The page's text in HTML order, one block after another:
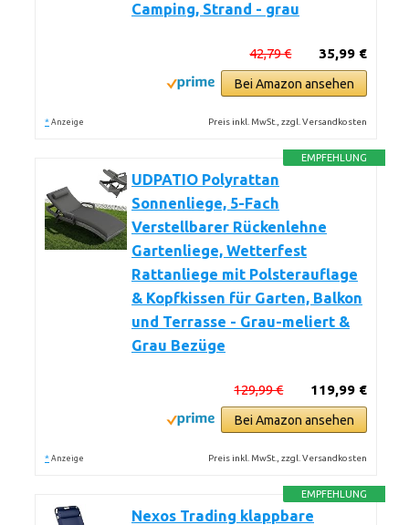
Camping, Strand - grau
35,99 €
42,79 €
Bei Amazon ansehen
* Anzeige Preis inkl. MwSt., zzgl. Versandkosten
EMPFEHLUNG
UDPATIO Polyrattan
Sonnenliege, 5-Fach
Verstellbarer Rückenlehne
Gartenliege, Wetterfest
Rattanliege mit Polsterauflage
& Kopfkissen für Garten, Balkon
und Terrasse - Grau-meliert &
Grau Bezüge
119,99 €
129,99 €
Bei Amazon ansehen
* Anzeige Preis inkl. MwSt., zzgl. Versandkosten
EMPFEHLUNG
Nexos Trading klappbare